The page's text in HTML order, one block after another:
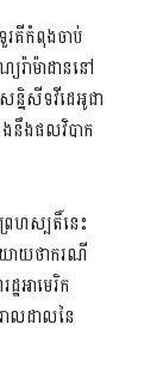
គីកំពុងចាប់
ាម៉ាដាននៅ
និសីទវីដេអូជា
ងនឹងផលវិបាក
រហស្បតិ៍នេះ
និយាយថាករណី
អាមេរិក
ាលដាលនៃ